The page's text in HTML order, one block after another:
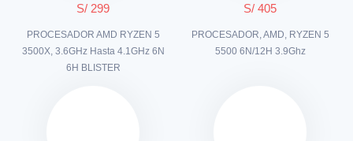
S/ 299
PROCESADOR AMD RYZEN 5
3500X, 3.6GHz Hasta 4.1GHz 6N
6H BLISTER
S/ 405
PROCESADOR, AMD, RYZEN 5
5500 6N/12H 3.9Ghz